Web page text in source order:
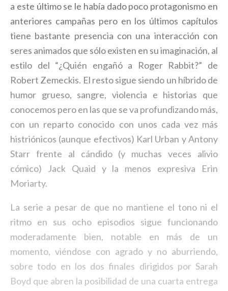
a este último se le había dado poco protagonismo en
anteriores campañas pero en los últimos capítulos
tiene bastante presencia con una interacción con
seres animados que sólo existen en su imaginación, al
estilo del “¿Quién engañó a Roger Rabbit?” de
Robert Zemeckis. El resto sigue siendo un híbrido de
humor grueso, sangre, violencia e historias que
conocemos pero en las que se va profundizando más,
con un reparto conocido con unos cada vez más
histriónicos (aunque efectivos) Karl Urban y Antony
Starr frente al cándido (y muchas veces alivio
cómico) Jack Quaid y la menos expresiva Erin
Moriarty.
La serie a pesar de que no mantiene el tono ni el
ritmo en sus ocho episodios sigue funcionando
moderadamente bien, notable en más de un
momento, viéndose con agrado y no aburriendo,
sobre todo en los dos finales dirigidos por Sarah
Boyd que abren la posibilidad de una cuarta entrega